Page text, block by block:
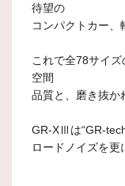
待望の
コンパクトカー、
これで全78サイ
空間
品質と、磨き抜か
GR-XⅢは“GR-
ロードノイズを更